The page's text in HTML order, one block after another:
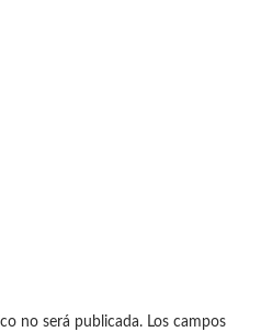
no será publicada. Los campos